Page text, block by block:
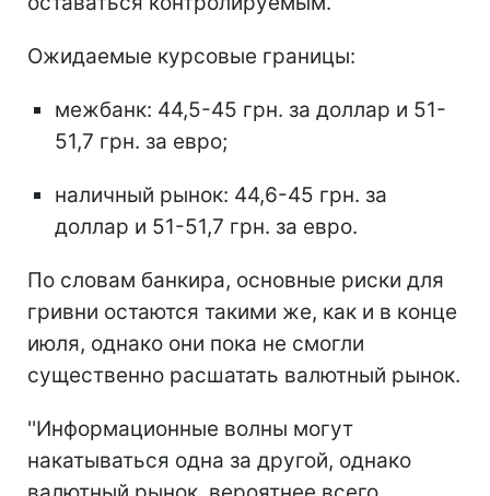
Ожидаемые курсовые границы:
межбанк: 44,5-45 грн. за доллар и 51-
51,7 грн. за евро;
наличный рынок: 44,6-45 грн. за
доллар и 51-51,7 грн. за евро.
По словам банкира, основные риски для
гривни остаются такими же, как и в конце
июля, однако они пока не смогли
существенно расшатать валютный рынок.
''Информационные волны могут
накатываться одна за другой, однако